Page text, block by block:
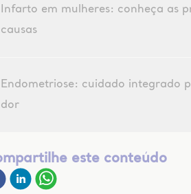
Infarto em mulheres: conheça as
causas
Endometriose: cuidado integrado
dor
este conteúdo